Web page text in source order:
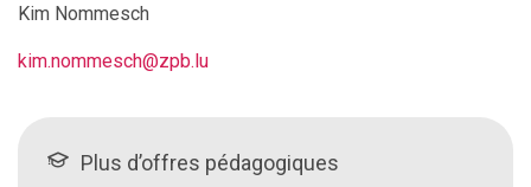
Kim Nommesch
kim.nommesch@zpb.lu
Plus d’offres pédagogiques